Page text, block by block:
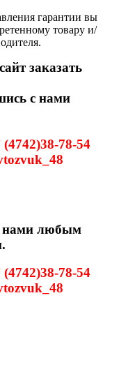
гарантии вы
товару и/
заказать
с нами
78-54
нами любым
78-54